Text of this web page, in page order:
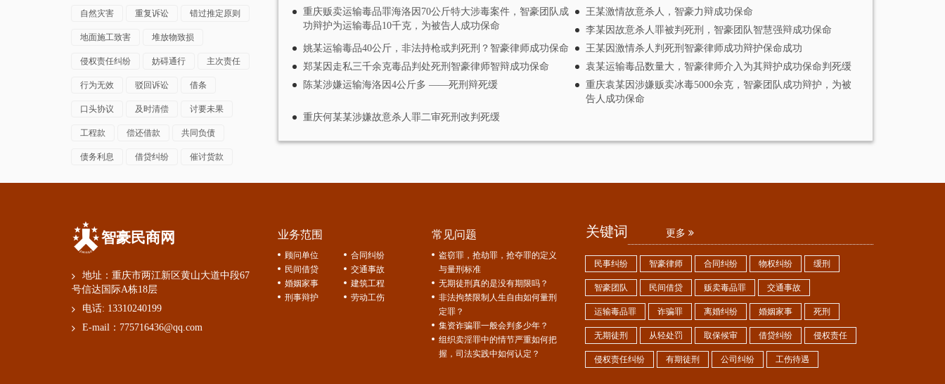
自然灾害 重复诉讼 错过推定原则
地面施工致害 堆放物致损
侵权责任纠纷 妨碍通行 主次责任
行为无效 驳回诉讼 借条
口头协议 及时清偿 讨要未果
工程款 偿还借款 共同负债
债务利息 借贷纠纷 催讨货款
重庆贩卖运输毒品罪海洛因70公斤特大涉毒案件，智豪团队成
功辩护为运输毒品10千克，为被告人成功保命
王某激情故意杀人，智豪力辩成功保命
李某因故意杀人罪被判死刑，智豪团队智慧强辩成功保命
姚某运输毒品40公斤，非法持枪或判死刑？智豪律师成功保命
王某因激情杀人判死刑智豪律师成功辩护保命成功
郑某因走私三千余克毒品判处死刑智豪律师智辩成功保命
袁某运输毒品数量大，智豪律师介入为其辩护成功保命判死缓
陈某涉嫌运输海洛因4公斤多 ——死刑辩死缓
重庆袁某因涉嫌贩卖冰毒5000余克，智豪团队成功辩护，为被
告人成功保命
重庆何某某涉嫌故意杀人罪二审死刑改判死缓
智豪民商网
地址：重庆市两江新区黄山大道中段67
号信达国际A栋18层
电话: 13310240199
E-mail： 775716436@qq.com
业务范围
顾问单位
合同纠纷
民间借贷
交通事故
婚姻家事
建筑工程
刑事辩护
劳动工伤
常见问题
盗窃罪，抢劫罪，抢夺罪的定义
与量刑标准
无期徒刑真的是没有期限吗？
非法拘禁限制人生自由如何量刑
定罪？
集资诈骗罪一般会判多少年？
组织卖淫罪中的情节严重如何把
握，司法实践中如何认定？
关键词 更多
民事纠纷 智豪律师 合同纠纷 物权纠纷 缓刑
智豪团队 民间借贷 贩卖毒品罪 交通事故
运输毒品罪 诈骗罪 离婚纠纷 婚姻家事 死刑
无期徒刑 从轻处罚 取保候审 借贷纠纷 侵权责任
侵权责任纠纷 有期徒刑 公司纠纷 工伤待遇